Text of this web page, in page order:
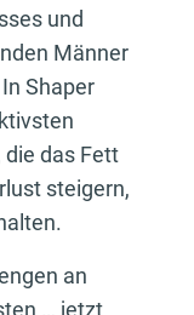
und
Männer
Shaper
das Fett
steigern,
an